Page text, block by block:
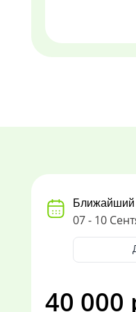
Ближайший
07 - 10
40 000